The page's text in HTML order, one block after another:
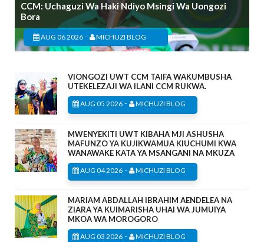
CCM: Uchaguzi Wa Haki Ndiyo Msingi Wa Uongozi
Bora
AUG 06 2026 - MICHUZI BLOG
VIONGOZI UWT CCM TAIFA WAKUMBUSHA
UTEKELEZAJI WA ILANI CCM RUKWA.
AUG 05 2026 - MICHUZI BLOG
MWENYEKITI UWT KIBAHA MJI ASHUSHA
MAFUNZO YA KUJIKWAMUA KIUCHUMI KWA
WANAWAKE KATA YA MSANGANI NA MKUZA
AUG 04 2026 - MICHUZI BLOG
MARIAM ABDALLAH IBRAHIM AENDELEA NA
ZIARA YA KUIMARISHA UHAI WA JUMUIYA
MKOA WA MOROGORO
AUG 03 2026 - MICHUZI BLOG